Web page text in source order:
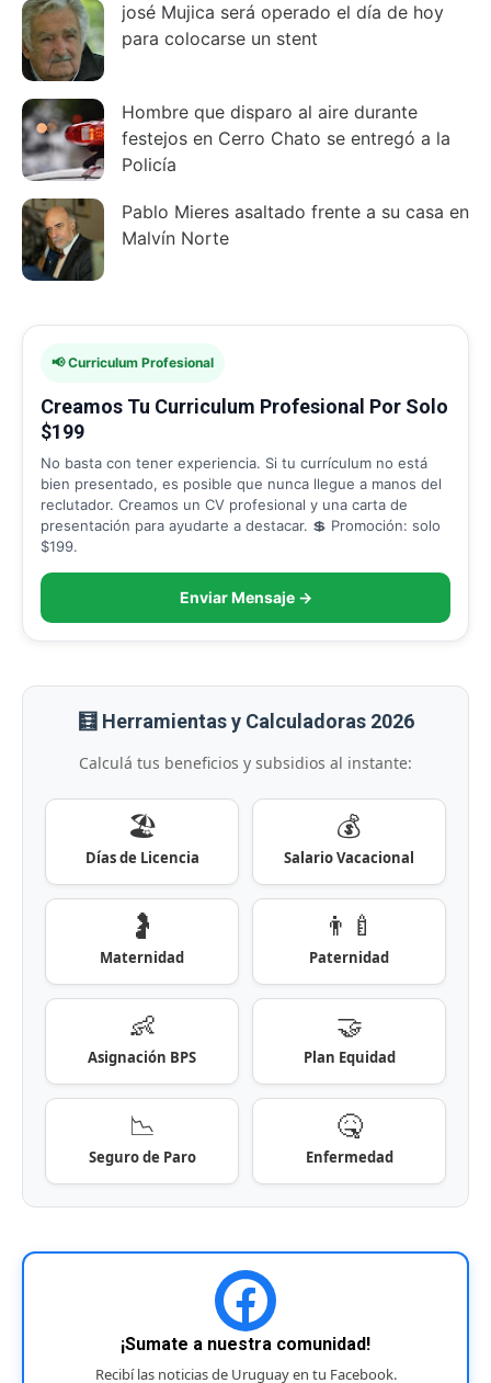
josé Mujica será operado el día de hoy
para colocarse un stent
Hombre que disparo al aire durante
festejos en Cerro Chato se entregó a la
Policía
Pablo Mieres asaltado frente a su casa en
Malvín Norte
📢 Curriculum Profesional
Creamos Tu Curriculum Profesional Por Solo
$199
No basta con tener experiencia. Si tu currículum no está
bien presentado, es posible que nunca llegue a manos del
reclutador. Creamos un CV profesional y una carta de
presentación para ayudarte a destacar. 💲 Promoción: solo
$199.
Enviar Mensaje →
🧮 Herramientas y Calculadoras 2026
Calculá tus beneficios y subsidios al instante:
🏖️
Días de Licencia
💰
Salario Vacacional
🤰
Maternidad
👨‍🍼
Paternidad
👶
Asignación BPS
🤝
Plan Equidad
📉
Seguro de Paro
🤒
Enfermedad
¡Sumate a nuestra comunidad!
Recibí las noticias de Uruguay en tu Facebook.